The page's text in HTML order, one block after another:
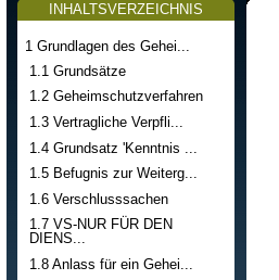
INHALTSVERZEICHNIS
1 Grundlagen des Gehei...
1.1 Grundsätze
1.2 Geheimschutzverfahren
1.3 Vertragliche Verpfli...
1.4 Grundsatz 'Kenntnis ...
1.5 Befugnis zur Weiterg...
1.6 Verschlusssachen
1.7 VS-NUR FÜR DEN
DIENS...
1.8 Anlass für ein Gehei...